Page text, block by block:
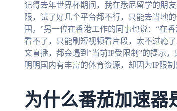
记得去年世界杯期间，我在悉尼留学的朋
限，试了好几个平台都不行，只能去当地
围。”另一位在香港工作的同事也说：“在
看不了，只能刷短视频看片段，太不过瘾
文直播，都会遇到“当前IP受限制”的提示
明明国内有丰富的体育资源，却因为IP限制
为什么番茄加速器